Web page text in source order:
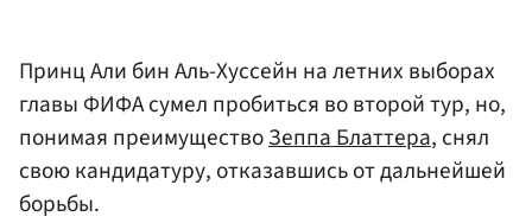
Принц Али бин Аль-Хуссейн на летних выборах
главы ФИФА сумел пробиться во второй тур, но,
понимая преимуществоЗеппа Блаттера, снял
свою кандидатуру, отказавшись от дальнейшей
борьбы.